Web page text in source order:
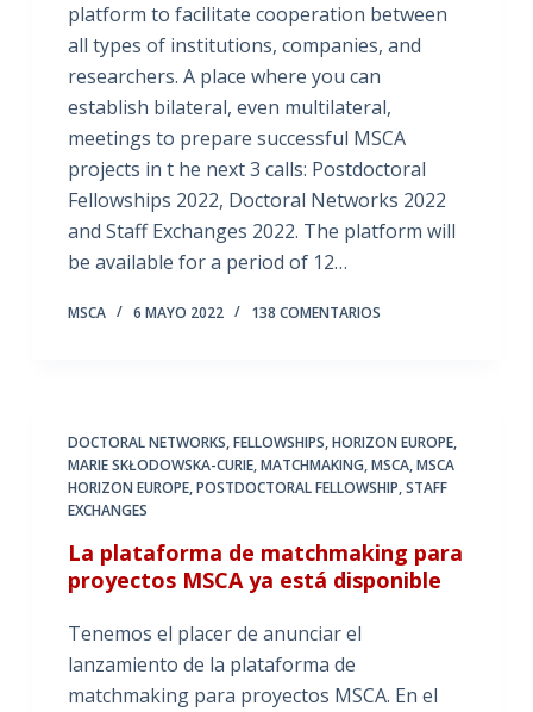
platform to facilitate cooperation between
all types of institutions, companies, and
researchers. A place where you can
establish bilateral, even multilateral,
meetings to prepare successful MSCA
projects in t he next 3 calls: Postdoctoral
Fellowships 2022, Doctoral Networks 2022
and Staff Exchanges 2022. The platform will
be available for a period of 12…
MSCA 6 MAYO 2022 138 COMENTARIOS
DOCTORAL NETWORKS,FELLOWSHIPS,HORIZON EUROPE,
MARIE SKŁODOWSKA-CURIE,MATCHMAKING,MSCA,MSCA
HORIZON EUROPE,POSTDOCTORAL FELLOWSHIP,STAFF
EXCHANGES
La plataforma de matchmaking para
proyectos MSCA ya está disponible
Tenemos el placer de anunciar el
lanzamiento de la plataforma de
matchmaking para proyectos MSCA. En el